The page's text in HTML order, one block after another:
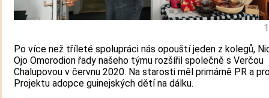
Po více než tříleté spolupráci nás opouští jeden z kolegů,
Ojo Omorodion řady našeho týmu rozšířil společně s Verčou
Chalupovou v červnu 2020. Na starosti měl primárně PR a
Projektu adopce guinejských dětí na dálku.